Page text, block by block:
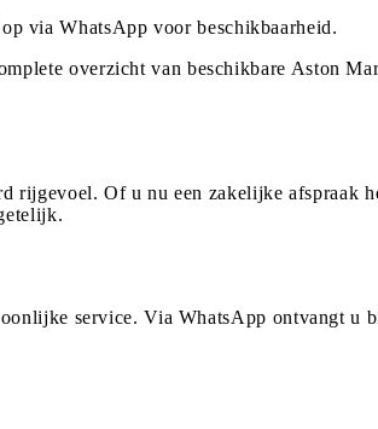
via WhatsApp voor beschikbaarheid.
overzicht van beschikbare Aston
rijgevoel. Of u nu een zakelijke
service. Via WhatsApp ontvangt u